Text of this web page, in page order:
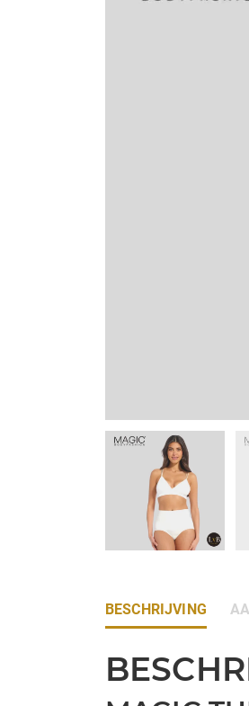
BESCHRIJVING